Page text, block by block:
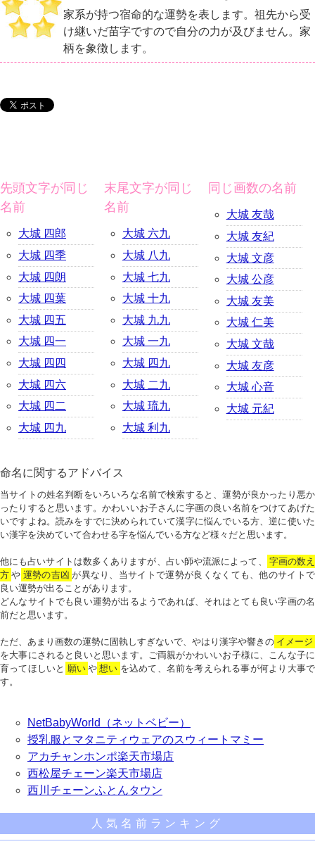
家系が持つ宿命的な運勢を表します。祖先から受
け継いだ苗字ですので自分の力が及びません。家
柄を象徴します。
先頭文字が同じ
名前
大城 四郎
大城 四季
大城 四朗
大城 四葉
大城 四五
大城 四一
大城 四四
大城 四六
大城 四二
大城 四九
末尾文字が同じ
名前
大城 六九
大城 八九
大城 七九
大城 十九
大城 九九
大城 一九
大城 四九
大城 二九
大城 琉九
大城 利九
同じ画数の名前
大城 友哉
大城 友紀
大城 文彦
大城 公彦
大城 友美
大城 仁美
大城 文哉
大城 友彦
大城 心音
大城 元紀
命名に関するアドバイス
当サイトの姓名判断をいろいろな名前で検索すると、運勢が良かったり悪か
ったりすると思います。かわいいお子さんに字画の良い名前をつけてあげた
いですよね。読みをすでに決められていて漢字に悩んでいる方、逆に使いた
い漢字を決めていて合わせる字を悩んでいる方など様々だと思います。
他にも占いサイトは数多くありますが、占い師や流派によって、
字画の数え
方 や 運勢の吉凶 が異なり、当サイトで運勢が良くなくても、他のサイトで
良い運勢が出ることがあります。
どんなサイトでも良い運勢が出るようであれば、それはとても良い字画の名
前だと思います。
ただ、あまり画数の運勢に固執しすぎないで、やはり漢字や響きの イメージ
を大事にされると良いと思います。ご両親がかわいいお子様に、こんな子に
育ってほしいと 願い や 想い を込めて、名前を考えられる事が何より大事で
す。
NetBabyWorld（ネットベビー）
授乳服とマタニティウェアのスウィートマミー
アカチャンホンポ楽天市場店
西松屋チェーン楽天市場店
西川チェーンふとんタウン
人気名前ランキング